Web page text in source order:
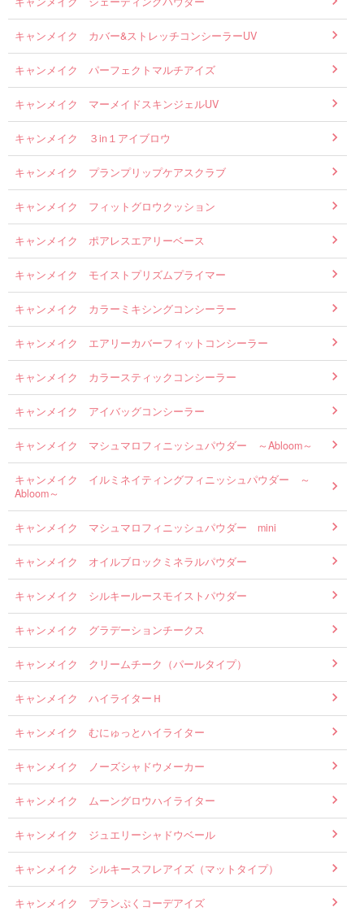
キャンメイク カバー&ストレッチコンシーラーUV
キャンメイク パーフェクトマルチアイズ
キャンメイク マーメイドスキンジェルUV
キャンメイク ３in１アイブロウ
キャンメイク プランプリップケアスクラブ
キャンメイク フィットグロウクッション
キャンメイク ポアレスエアリーベース
キャンメイク モイストプリズムプライマー
キャンメイク カラーミキシングコンシーラー
キャンメイク エアリーカバーフィットコンシーラー
キャンメイク カラースティックコンシーラー
キャンメイク アイバッグコンシーラー
キャンメイク マシュマロフィニッシュパウダー ～Abloom～
キャンメイク イルミネイティングフィニッシュパウダー ～
Abloom～
キャンメイク マシュマロフィニッシュパウダー mini
キャンメイク オイルブロックミネラルパウダー
キャンメイク シルキールースモイストパウダー
キャンメイク グラデーションチークス
キャンメイク クリームチーク（パールタイプ）
キャンメイク ハイライターＨ
キャンメイク むにゅっとハイライター
キャンメイク ノーズシャドウメーカー
キャンメイク ムーングロウハイライター
キャンメイク ジュエリーシャドウベール
キャンメイク シルキースフレアイズ（マットタイプ）
キャンメイク プランぷくコーデアイズ